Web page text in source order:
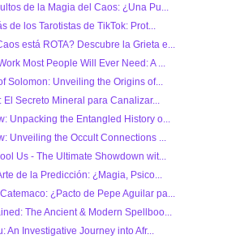
de la Magia del Caos: ¿Una Pu...
de los Tarotistas de TikTok: Prot...
está ROTA? Descubre la Grieta e...
Most People Will Ever Need: A ...
Solomon: Unveiling the Origins of...
El Secreto Mineral para Canalizar...
Unpacking the Entangled History o...
Unveiling the Occult Connections ...
Us - The Ultimate Showdown wit...
de la Predicción: ¿Magia, Psico...
¿Pacto de Pepe Aguilar pa...
The Ancient & Modern Spellboo...
An Investigative Journey into Afr...